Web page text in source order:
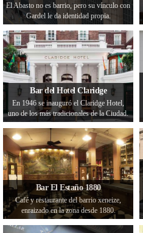
El Abasto no es barrio, pero su vínculo con
Gardel le da identidad propia.
Bar del Hotel Claridge
En 1946 se inauguró el Claridge Hotel,
uno de los más tradicionales de la Ciudad.
Bar El Estaño 1880
Café y restaurante del barrio xeneize,
enraizado en la zona desde 1880.